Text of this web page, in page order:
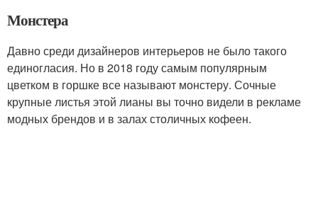
Монстера
Давно среди дизайнеров интерьеров не было такого
единогласия. Но в 2018 году самым популярным
цветком в горшке все называют монстеру. Сочные
крупные листья этой лианы вы точно видели в рекламе
модных брендов и в залах столичных кофеен.